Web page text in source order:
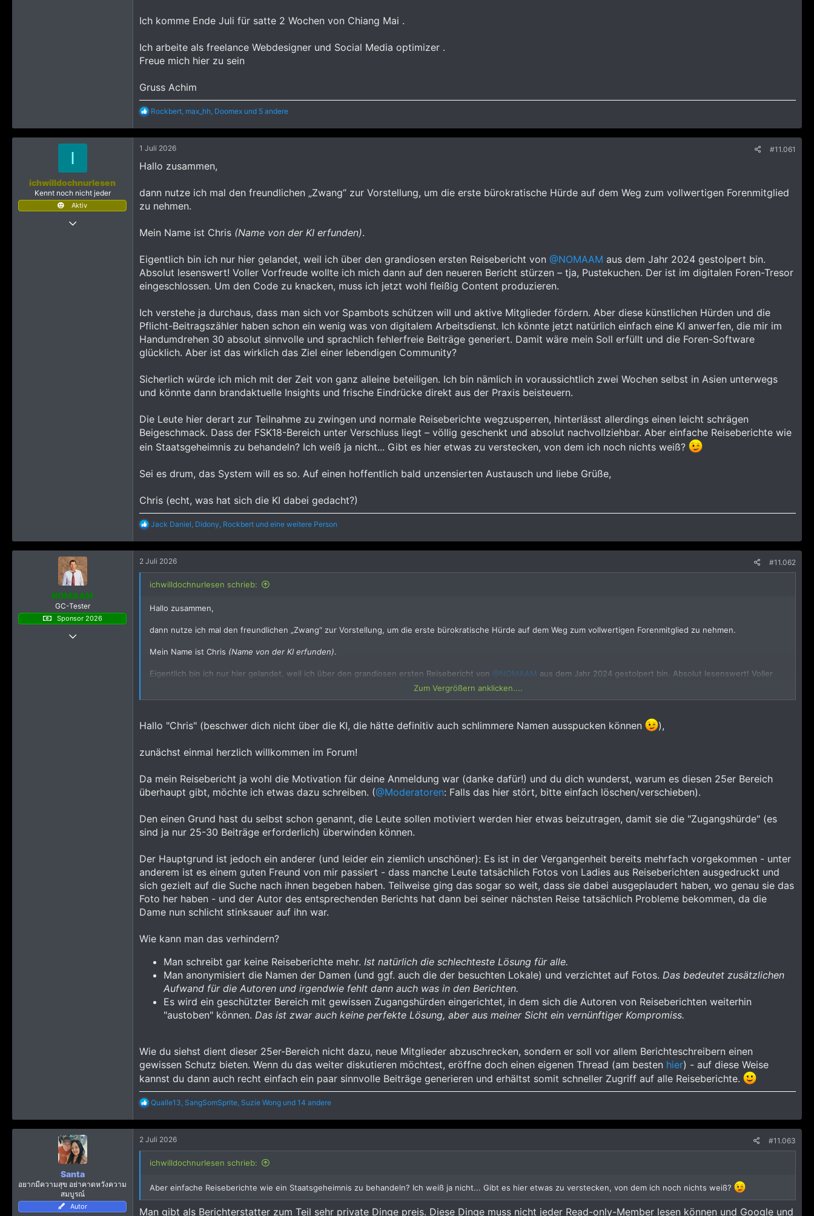
Ich komme Ende Juli für satte 2 Wochen von Chiang Mai .
Ich arbeite als freelance Webdesigner und Social Media optimizer .
Freue mich hier zu sein
Gruss Achim
R
a
k
t
o
n
Rockbert, max_hh, Doomex und 5 andere
I
ichwilldochnurlesen
Kennt noch nicht jeder
Aktiv
1 Juli 2026 #11.061
Hallo zusammen,
dann nutze ich mal den freundlichen „Zwang“ zur Vorstellung, um die erste bürokratische Hürde auf dem Weg zum vollwertigen Forenmitglied
zu nehmen.
Mein Name ist Chris (Name von der KI erfunden).
Eigentlich bin ich nur hier gelandet, weil ich über den grandiosen ersten Reisebericht von @NOMAAM aus dem Jahr 2024 gestolpert bin.
Absolut lesenswert! Voller Vorfreude wollte ich mich dann auf den neueren Bericht stürzen – tja, Pustekuchen. Der ist im digitalen Foren-Tresor
eingeschlossen. Um den Code zu knacken, muss ich jetzt wohl fleißig Content produzieren.
Ich verstehe ja durchaus, dass man sich vor Spambots schützen will und aktive Mitglieder fördern. Aber diese künstlichen Hürden und die
Pflicht-Beitragszähler haben schon ein wenig was von digitalem Arbeitsdienst. Ich könnte jetzt natürlich einfach eine KI anwerfen, die mir im
Handumdrehen 30 absolut sinnvolle und sprachlich fehlerfreie Beiträge generiert. Damit wäre mein Soll erfüllt und die Foren-Software
glücklich. Aber ist das wirklich das Ziel einer lebendigen Community?
Sicherlich würde ich mich mit der Zeit von ganz alleine beteiligen. Ich bin nämlich in voraussichtlich zwei Wochen selbst in Asien unterwegs
und könnte dann brandaktuelle Insights und frische Eindrücke direkt aus der Praxis beisteuern.
Die Leute hier derart zur Teilnahme zu zwingen und normale Reiseberichte wegzusperren, hinterlässt allerdings einen leicht schrägen
Beigeschmack. Dass der FSK18-Bereich unter Verschluss liegt – völlig geschenkt und absolut nachvollziehbar. Aber einfache Reiseberichte wie
ein Staatsgeheimnis zu behandeln? Ich weiß ja nicht... Gibt es hier etwas zu verstecken, von dem ich noch nichts weiß?
Sei es drum, das System will es so. Auf einen hoffentlich bald unzensierten Austausch und liebe Grüße,
Chris (echt, was hat sich die KI dabei gedacht?)
R
a
k
t
i
o
n
Jack Daniel, Didony, Rockbert und eine weitere Person
NOMAAM
GC-Tester
Sponsor 2026
19 November 2023
2 Juli 2026 #11.062
ichwilldochnurlesen schrieb:
Hallo zusammen,
dann nutze ich mal den freundlichen „Zwang“ zur Vorstellung, um die erste bürokratische Hürde auf dem Weg zum vollwertigen Forenmitglied zu nehmen.
Mein Name ist Chris (Name von der KI erfunden).
Eigentlich bin ich nur hier gelandet, weil ich über den grandiosen ersten Reisebericht von @NOMAAM aus dem Jahr 2024 gestolpert bin. Absolut lesenswert! Voller
Vorfreude wollte ich mich dann auf den neueren Bericht stürzen – tja, Pustekuchen. Der ist im digitalen Foren-Tresor eingeschlossen. Um den Code zu knacken, muss
Ich verstehe ja durchaus, dass man sich vor Spambots schützen will und aktive Mitglieder fördern. Aber diese künstlichen Hürden und die Pflicht-Beitragszähler haben
schon ein wenig was von digitalem Arbeitsdienst. Ich könnte jetzt natürlich einfach eine KI anwerfen, die mir im Handumdrehen 30 absolut sinnvolle und sprachlich
Die Leute hier derart zur Teilnahme zu zwingen und normale Reiseberichte wegzusperren, hinterlässt allerdings einen leicht schrägen Beigeschmack. Dass der FSK18-
Gibt es hier etwas zu verstecken, von dem ich noch nichts weiß?
Sei es drum, das System will es so. Auf einen hoffentlich bald unzensierten Austausch und liebe Grüße,
Chris (echt, was hat sich die KI dabei gedacht?)
Zum Vergrößern anklicken....
Hallo "Chris" (beschwer dich nicht über die KI, die hätte definitiv auch schlimmere Namen ausspucken können ),
zunächst einmal herzlich willkommen im Forum!
Da mein Reisebericht ja wohl die Motivation für deine Anmeldung war (danke dafür!) und du dich wunderst, warum es diesen 25er Bereich
überhaupt gibt, möchte ich etwas dazu schreiben. (@Moderatoren: Falls das hier stört, bitte einfach löschen/verschieben).
Den einen Grund hast du selbst schon genannt, die Leute sollen motiviert werden hier etwas beizutragen, damit sie die "Zugangshürde" (es
sind ja nur 25-30 Beiträge erforderlich) überwinden können.
Der Hauptgrund ist jedoch ein anderer (und leider ein ziemlich unschöner): Es ist in der Vergangenheit bereits mehrfach vorgekommen - unter
anderem ist es einem guten Freund von mir passiert - dass manche Leute tatsächlich Fotos von Ladies aus Reiseberichten ausgedruckt und
sich gezielt auf die Suche nach ihnen begeben haben. Teilweise ging das sogar so weit, dass sie dabei ausgeplaudert haben, wo genau sie das
Foto her haben - und der Autor des entsprechenden Berichts hat dann bei seiner nächsten Reise tatsächlich Probleme bekommen, da die
Dame nun schlicht stinksauer auf ihn war.
Wie kann man das verhindern?
Man schreibt gar keine Reiseberichte mehr. Ist natürlich die schlechteste Lösung für alle.
Man anonymisiert die Namen der Damen (und ggf. auch die der besuchten Lokale) und verzichtet auf Fotos. Das bedeutet zusätzlichen
Aufwand für die Autoren und irgendwie fehlt dann auch was in den Berichten.
Es wird ein geschützter Bereich mit gewissen Zugangshürden eingerichtet, in dem sich die Autoren von Reiseberichten weiterhin
"austoben" können. Das ist zwar auch keine perfekte Lösung, aber aus meiner Sicht ein vernünftiger Kompromiss.
Wie du siehst dient dieser 25er-Bereich nicht dazu, neue Mitglieder abzuschrecken, sondern er soll vor allem Berichteschreibern einen
gewissen Schutz bieten. Wenn du das weiter diskutieren möchtest, eröffne doch einen eigenen Thread (am besten hier) - auf diese Weise
kannst du dann auch recht einfach ein paar sinnvolle Beiträge generieren und erhältst somit schneller Zugriff auf alle Reiseberichte.
R
a
k
t
i
o
n
:
Qualle13, SangSomSprite, Suzie Wong und 14 andere
Santa
อยากมีความสุข อย่าคาดหวังความ
สมบูรณ์
Autor
2 Juli 2026 #11.063
ichwilldochnurlesen schrieb:
Aber einfache Reiseberichte wie ein Staatsgeheimnis zu behandeln? Ich weiß ja nicht... Gibt es hier etwas zu verstecken, von dem ich noch nichts weiß?
Man gibt als Berichterstatter zum Teil sehr private Dinge preis. Diese Dinge muss nicht jeder Read-only-Member lesen können und Google und